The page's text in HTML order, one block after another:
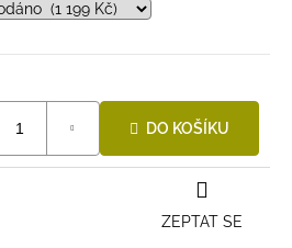
DO KOŠÍKU
ZEPTAT SE